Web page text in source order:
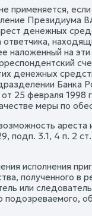
применяется,
денежных
наложенный на
денежных
Банка
25 февраля 1998
меры по
подп. 3.1, 4 п. 2
исполнения
полученного в
или